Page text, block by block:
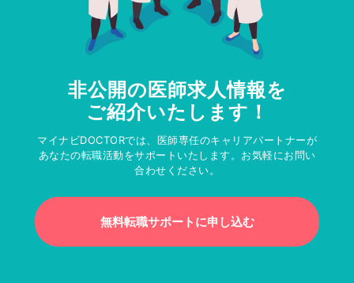
非公開の医師求人情報を
ご紹介いたします！
マイナビDOCTORでは、医師専任のキャリアパートナーが
あなたの転職活動をサポートいたします。お気軽にお問い
合わせください。
無料転職サポートに申し込む